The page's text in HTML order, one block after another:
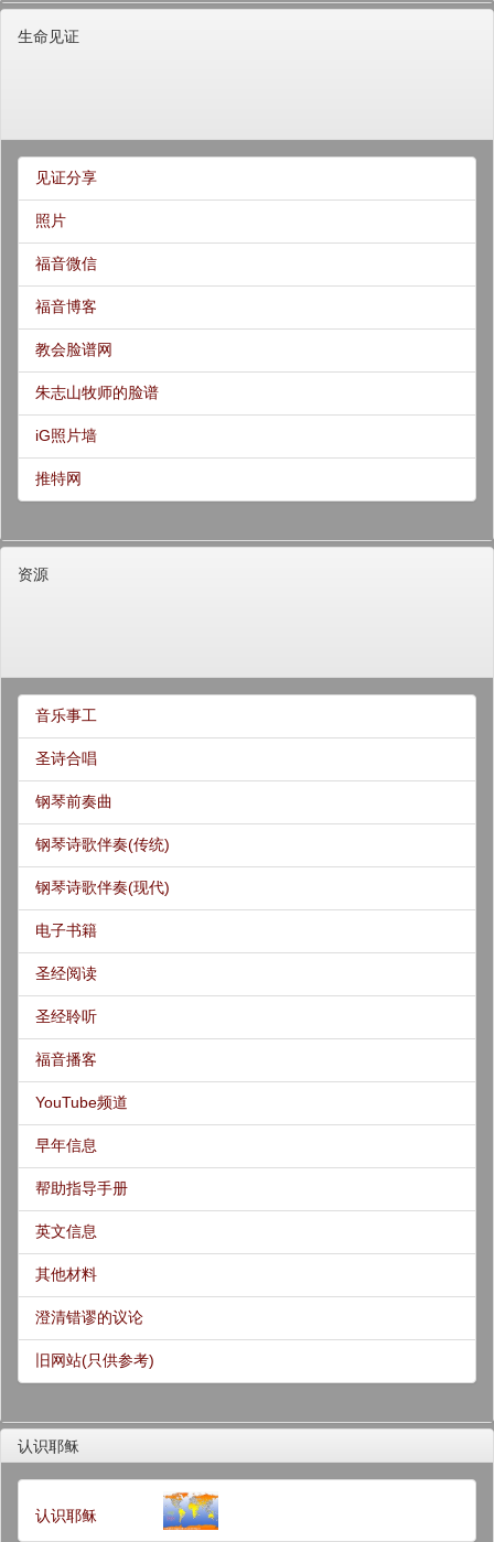
生命见证
见证分享
照片
福音微信
福音博客
教会脸谱网
朱志山牧师的脸谱
iG照片墙
推特网
资源
音乐事工
圣诗合唱
钢琴前奏曲
钢琴诗歌伴奏(传统)
钢琴诗歌伴奏(现代)
电子书籍
圣经阅读
圣经聆听
福音播客
YouTube频道
早年信息
帮助指导手册
英文信息
其他材料
澄清错谬的议论
旧网站(只供参考)
认识耶稣
认识耶稣